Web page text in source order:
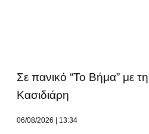
Σε πανικό “Το Βήμα” με
Κασιδιάρη
06/08/2026 13:34